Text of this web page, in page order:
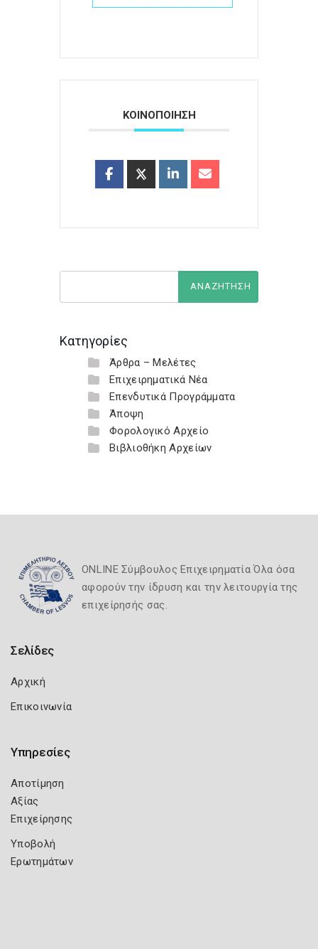
ΚΟΙΝΟΠΟΙΗΣΗ
Κατηγορίες
Άρθρα – Μελέτες
Επιχειρηματικά Νέα
Επενδυτικά Προγράμματα
Άποψη
Φορολογικό Αρχείο
Βιβλιοθήκη Αρχείων
ONLINE Σύμβουλος Επιχειρηματία Όλα όσα
αφορούν την ίδρυση και την λειτουργία της
επιχείρησής σας.
Σελίδες
Αρχική
Επικοινωνία
Υπηρεσίες
Αποτίμηση
Αξίας
Επιχείρησης
Υποβολή
Ερωτημάτων